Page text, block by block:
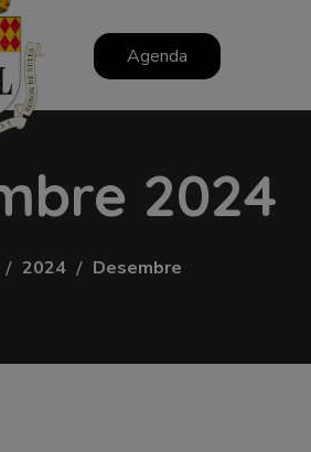
Agenda
2024
2024 Desembre